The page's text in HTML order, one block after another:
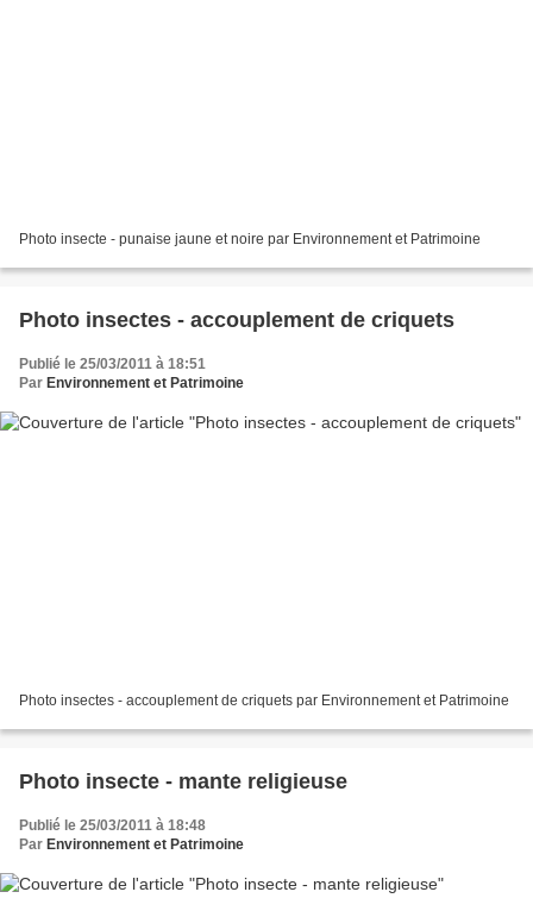
Photo insecte - punaise jaune et noire par Environnement et Patrimoine
Photo insectes - accouplement de criquets
Publié le 25/03/2011 à 18:51
Par Environnement et Patrimoine
Photo insectes - accouplement de criquets par Environnement et Patrimoine
Photo insecte - mante religieuse
Publié le 25/03/2011 à 18:48
Par Environnement et Patrimoine